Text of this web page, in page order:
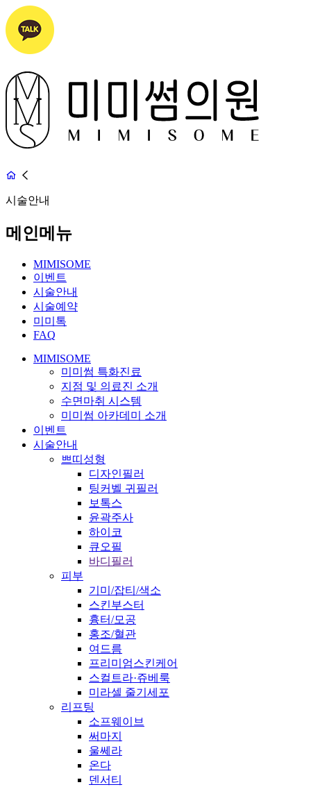
시술안내
메인메뉴
MIMISOME
이벤트
시술안내
시술예약
미미톡
FAQ
MIMISOME
미미썸 특화진료
지점 및 의료진 소개
수면마취 시스템
미미썸 아카데미 소개
이벤트
시술안내
쁘띠성형
디자인필러
팅커벨 귀필러
보톡스
윤곽주사
하이코
큐오필
바디필러
피부
기미/잡티/색소
스킨부스터
흉터/모공
홍조/혈관
여드름
프리미엄스킨케어
스컬트라·쥬베룩
미라셀 줄기세포
리프팅
소프웨이브
써마지
울쎄라
온다
덴서티